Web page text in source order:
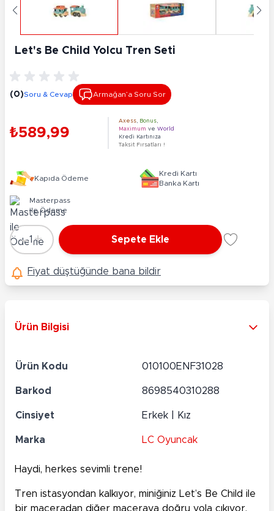
Let's Be Child Yolcu Tren Seti
(0)Soru & Cevap Armağan’a Soru Sor
₺589,99
Axess Bonus
Maximum ve World
Kredi Kartınıza
Taksit Fırsatları !
Kapıda Ödeme
Kredi Kartı
Banka Kartı
Masterpass
ile Ödeme
Adet
-1 + Sepete Ekle
Fiyat düştüğünde bana bildir
Ürün Bilgisi
Ürün Kodu 010100ENF31028
Barkod 8698540310288
Cinsiyet Erkek | Kız
Marka LC Oyuncak
Haydi, herkes sevimli trene!
Tren istasyondan kalkıyor, miniğiniz Let’s Be Child ile
bir maceradan diğer maceraya doğru yola çıkıyor.